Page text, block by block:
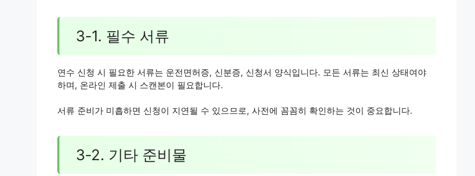
3-1. 필수 서류
연수 신청 시 필요한 서류는 운전면허증, 신분증, 신청서 양식입니다. 모든 서류는 최신 상태여야
하며, 온라인 제출 시 스캔본이 필요합니다.
서류 준비가 미흡하면 신청이 지연될 수 있으므로, 사전에 꼼꼼히 확인하는 것이 중요합니다.
3-2. 기타 준비물